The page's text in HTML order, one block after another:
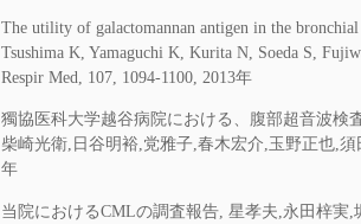
The utility of galactomannan antigen in the
Tsushima K, Yamaguchi K, Kurita N, Soeda S,
Respir Med, 107, 1094-1100, 2013年
獨協医科大学越谷病院における、腹部超音波検
柴崎光衛,日谷明裕,党雅子,春木宏介,玉野正也,須
年
当院におけるCMLの調査報告, 星孝夫,永田梓実